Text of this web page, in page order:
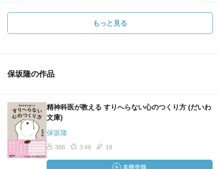
もっと見る
保坂隆の作品
精神科医が教える すりへらない心のつくり方 (だいわ
文庫)
保坂隆
386 3.46 18